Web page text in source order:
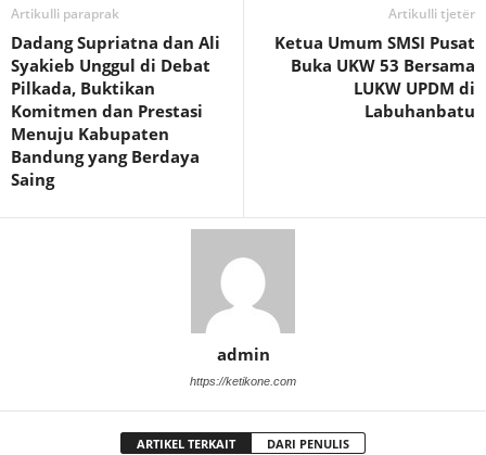
Artikulli paraprak
Dadang Supriatna dan Ali
Syakieb Unggul di Debat
Pilkada, Buktikan
Komitmen dan Prestasi
Menuju Kabupaten
Bandung yang Berdaya
Saing
Artikulli tjetër
Ketua Umum SMSI Pusat
Buka UKW 53 Bersama
LUKW UPDM di
Labuhanbatu
admin
https://ketikone.com
ARTIKEL TERKAIT DARI PENULIS